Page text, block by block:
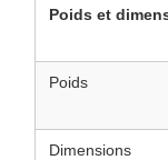
Poids et
Poids
Dimensions